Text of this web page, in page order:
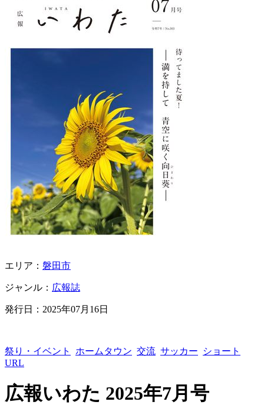
エリア： 磐田市
ジャンル： 広報誌
発行日： 2025年07月16日
祭り・イベント ホームタウン 交流 サッカー
ショート
URL
広報いわた 2025年7月号